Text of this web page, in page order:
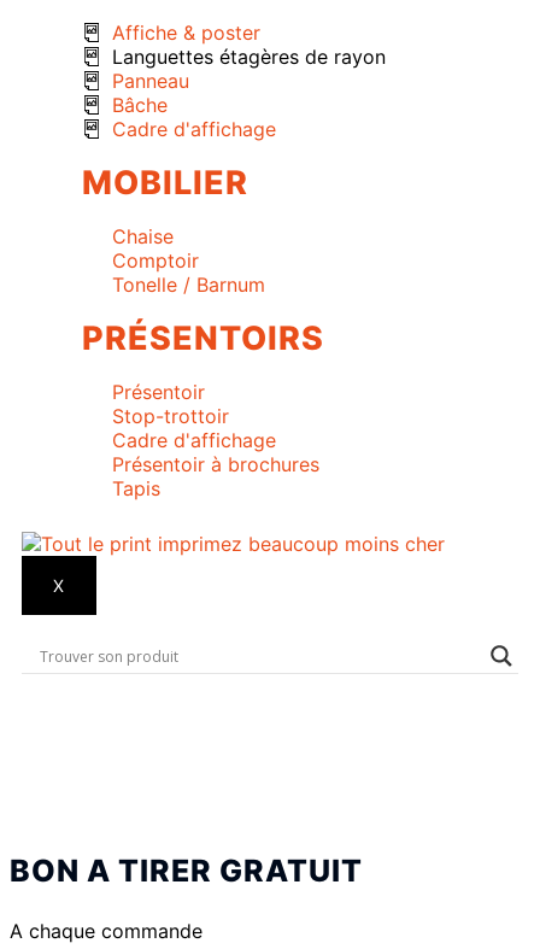
Affiche & poster
Languettes étagères de rayon
Panneau
Bâche
Cadre d'affichage
MOBILIER
Chaise
Comptoir
Tonelle / Barnum
PRÉSENTOIRS
Présentoir
Stop-trottoir
Cadre d'affichage
Présentoir à brochures
Tapis
X
BON A TIRER GRATUIT
A chaque commande